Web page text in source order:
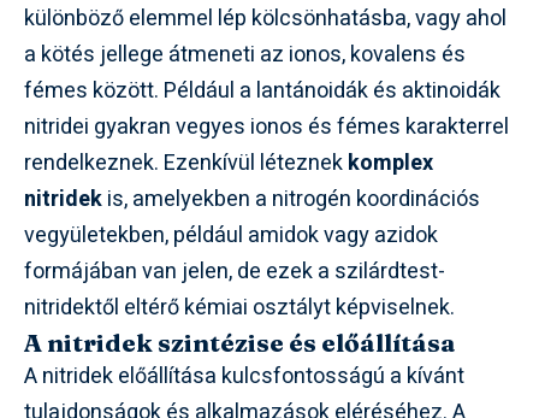
különböző elemmel lép kölcsönhatásba, vagy ahol
a kötés jellege átmeneti az ionos, kovalens és
fémes között. Például a lantánoidák és aktinoidák
nitridei gyakran vegyes ionos és fémes karakterrel
rendelkeznek. Ezenkívül léteznekkomplex
nitridekis, amelyekben a nitrogén koordinációs
vegyületekben, például amidok vagy azidok
formájában van jelen, de ezek a szilárdtest-
nitridektől eltérő kémiai osztályt képviselnek.
A nitridek szintézise és előállítása
A nitridek előállítása kulcsfontosságú a kívánt